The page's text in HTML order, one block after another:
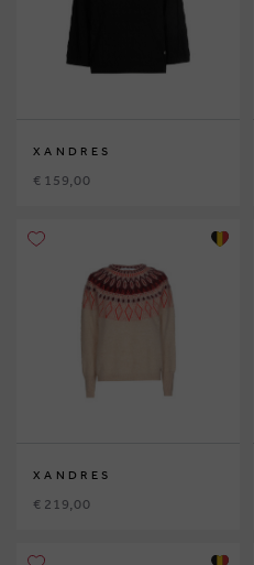
XANDRES
€ 159,00
XANDRES
€ 219,00